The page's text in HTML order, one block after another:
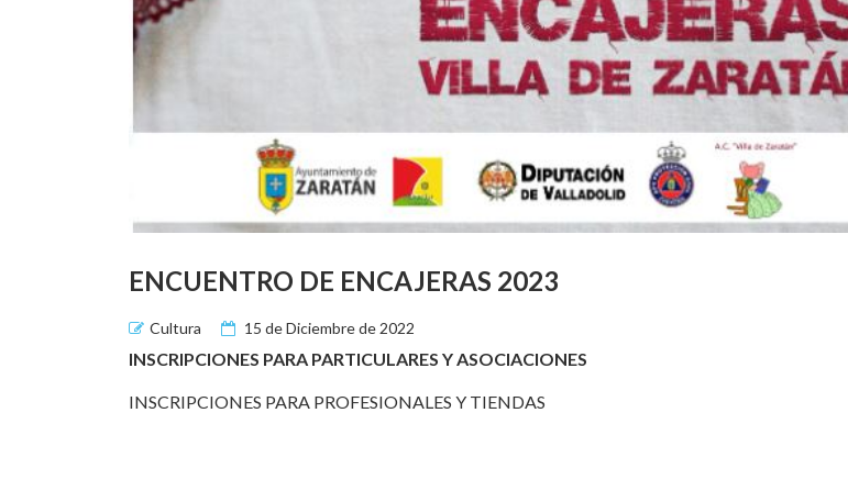
ENCUENTRO DE ENCAJERAS 2023
Cultura 15 de Diciembre de 2022
INSCRIPCIONES PARA PARTICULARES Y ASOCIACIONES
INSCRIPCIONES PARA PROFESIONALES Y TIENDAS